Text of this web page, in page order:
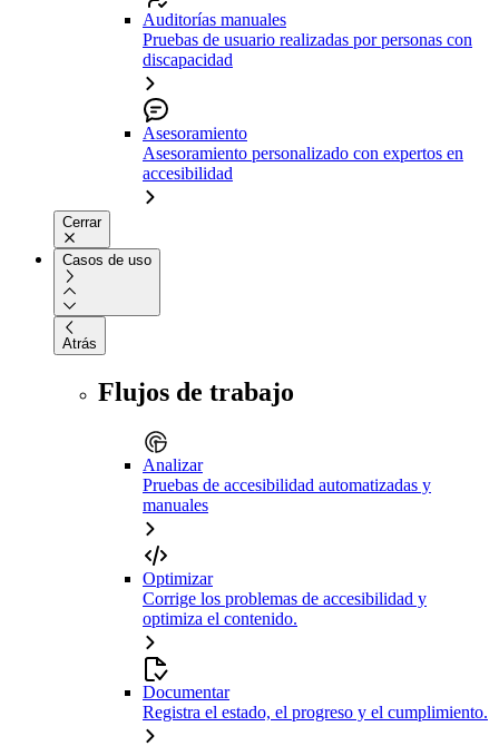
Auditorías manuales
Pruebas de usuario realizadas por personas con
discapacidad
Asesoramiento
Asesoramiento personalizado con expertos en
accesibilidad
Cerrar
Casos de uso
Atrás
Flujos de trabajo
Analizar
Pruebas de accesibilidad automatizadas y
manuales
Optimizar
Corrige los problemas de accesibilidad y
optimiza el contenido.
Documentar
Registra el estado, el progreso y el cumplimiento.